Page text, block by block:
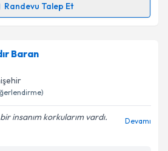
Randevu Talep Et
Talebi
için randevu takvimi talebi
uzmandan randevu almanız için bir
e-posta ile bilgilendireceğiz.
Baran
insanım korkularım vardı.
Devamı